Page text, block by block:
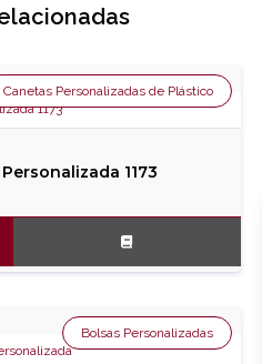
1173
Canetas Personalizadas de Plástico
Bolsas Personalizadas